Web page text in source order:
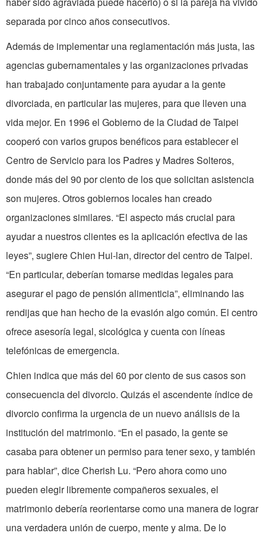
separada por cinco años consecutivos.
Además de implementar una reglamentación más justa, las
agencias gubernamentales y las organizaciones privadas
han trabajado conjuntamente para ayudar a la gente
divorciada, en particular las mujeres, para que lleven una
vida mejor. En 1996 el Gobierno de la Ciudad de Taipei
cooperó con varios grupos benéficos para establecer el
Centro de Servicio para los Padres y Madres Solteros,
donde más del 90 por ciento de los que solicitan asistencia
son mujeres. Otros gobiernos locales han creado
organizaciones similares. “El aspecto más crucial para
ayudar a nuestros clientes es la aplicación efectiva de las
leyes”, sugiere Chien Hui-lan, director del centro de Taipei.
“En particular, deberían tomarse medidas legales para
asegurar el pago de pensión alimenticia”, eliminando las
rendijas que han hecho de la evasión algo común. El centro
ofrece asesoría legal, sicológica y cuenta con líneas
telefónicas de emergencia.
Chien indica que más del 60 por ciento de sus casos son
consecuencia del divorcio. Quizás el ascendente índice de
divorcio confirma la urgencia de un nuevo análisis de la
institución del matrimonio. “En el pasado, la gente se
casaba para obtener un permiso para tener sexo, y también
para hablar”, dice Cherish Lu. “Pero ahora como uno
pueden elegir libremente compañeros sexuales, el
matrimonio debería reorientarse como una manera de lograr
una verdadera unión de cuerpo, mente y alma. De lo